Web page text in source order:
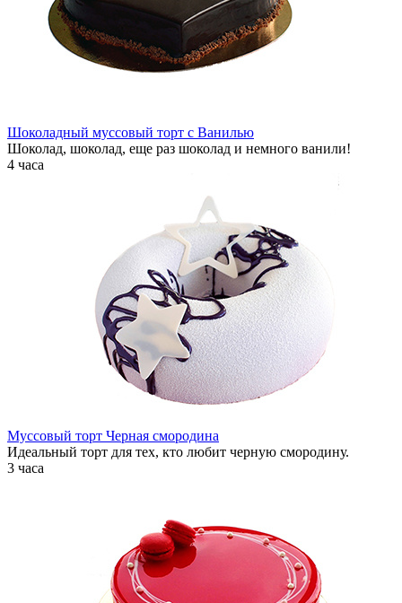
Шоколадный муссовый торт с Ванилью
Шоколад, шоколад, еще раз шоколад и немного ванили!
4 часа
Муссовый торт Черная смородина
Идеальный торт для тех, кто любит черную смородину.
3 часа